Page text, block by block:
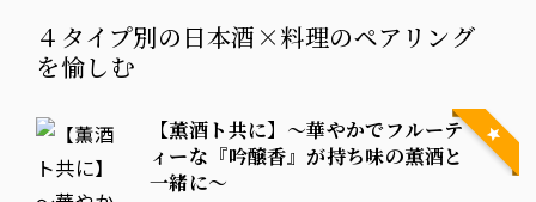
４タイプ別の日本酒×料理のペアリング
を愉しむ
【薫酒ト共に】～華やかでフルーテ
ィーな『吟醸香』が持ち味の薫酒と
一緒に～